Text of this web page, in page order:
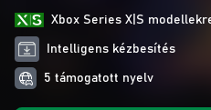
Xbox Series X|S
Intelligens kézbesítés
5 támogatott nyelv